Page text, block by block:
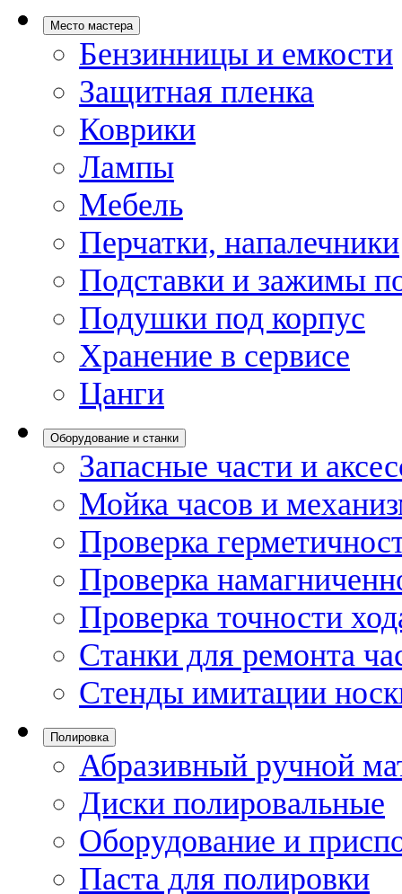
Место мастера
Бензинницы и емкости
Защитная пленка
Коврики
Лампы
Мебель
Перчатки, напалечники
Подставки и зажимы
Подушки под корпус
Хранение в сервисе
Цанги
Оборудование и станки
Запасные части и
Мойка часов и
Проверка
Проверка
Проверка точности
Станки для ремонта
Стенды имитации
Полировка
Абразивный ручной
Диски полировальные
Оборудование и
Паста для полировки